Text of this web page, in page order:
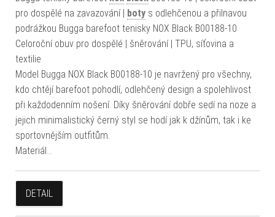
pro dospělé na zavazování | boty s odlehčenou a přilnavou
podrážkou Bugga barefoot tenisky NOX Black B00188-10
Celoroční obuv pro dospělé | šněrování | TPU, síťovina a
textilie
Model Bugga NOX Black B00188-10 je navržený pro všechny,
kdo chtějí barefoot pohodlí, odlehčený design a spolehlivost
při každodenním nošení. Díky šněrování dobře sedí na noze a
jejich minimalistický černý styl se hodí jak k džínům, tak i ke
sportovnějším outfitům.
Materiál…
DETAIL